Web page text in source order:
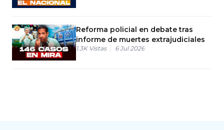
Reforma policial en debate tras
informe de muertes extrajudiciales
1.3K Vistas 6 Jul 2026